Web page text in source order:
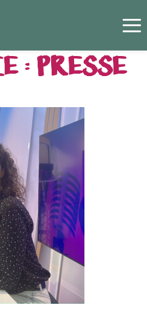
:PRESSE
des cookies